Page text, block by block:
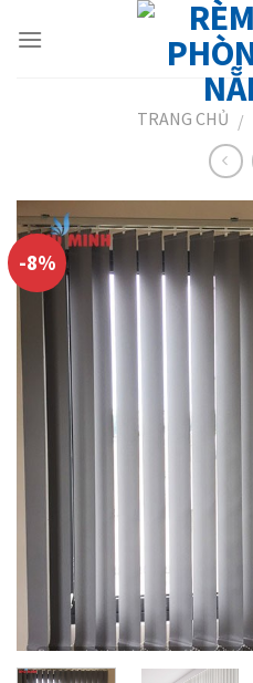
TRANG CHỦ /
-8%